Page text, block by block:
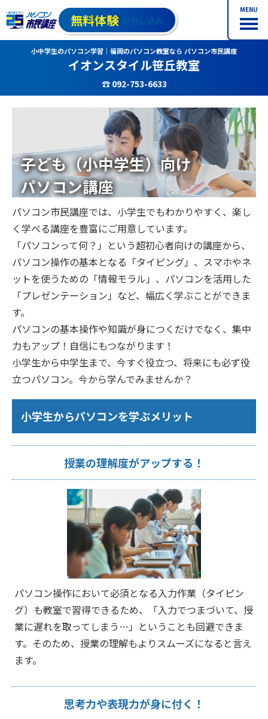
MENU
無料体験 お申し込み
小中学生のパソコン学習｜福岡のパソコン教室なら パソコン市民講座
イオンスタイル笹丘教室
☎ 092-753-6633
子ども（小中学生）向け
パソコン講座
パソコン市民講座では、小学生でもわかりやすく、楽し
く学べる講座を豊富にご用意しています。
「パソコンって何？」という超初心者向けの講座から、
パソコン操作の基本となる「タイピング」、スマホやネ
ットを使うための「情報モラル」、パソコンを活用した
「プレゼンテーション」など、幅広く学ぶことができま
す。
パソコンの基本操作や知識が身につくだけでなく、集中
力もアップ！自信にもつながります！
小学生から中学生まで、今すぐ役立つ、将来にも必ず役
立つパソコン。今から学んでみませんか？
小学生からパソコンを学ぶメリット
授業の理解度がアップする！
パソコン操作において必須となる入力作業（タイピン
グ）も教室で習得できるため、「入力でつまづいて、授
業に遅れを取ってしまう…」ということも回避できま
す。そのため、授業の理解もよりスムーズになると言え
ます。
思考力や表現力が身に付く！